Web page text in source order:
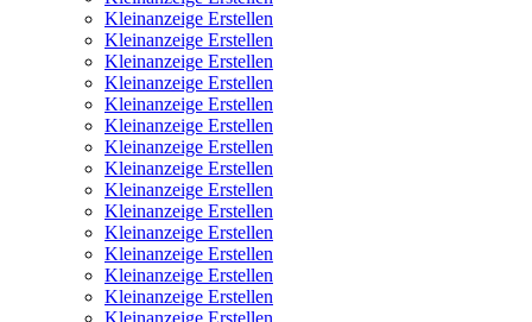
Kleinanzeige Erstellen
Kleinanzeige Erstellen
Kleinanzeige Erstellen
Kleinanzeige Erstellen
Kleinanzeige Erstellen
Kleinanzeige Erstellen
Kleinanzeige Erstellen
Kleinanzeige Erstellen
Kleinanzeige Erstellen
Kleinanzeige Erstellen
Kleinanzeige Erstellen
Kleinanzeige Erstellen
Kleinanzeige Erstellen
Kleinanzeige Erstellen
Kleinanzeige Erstellen